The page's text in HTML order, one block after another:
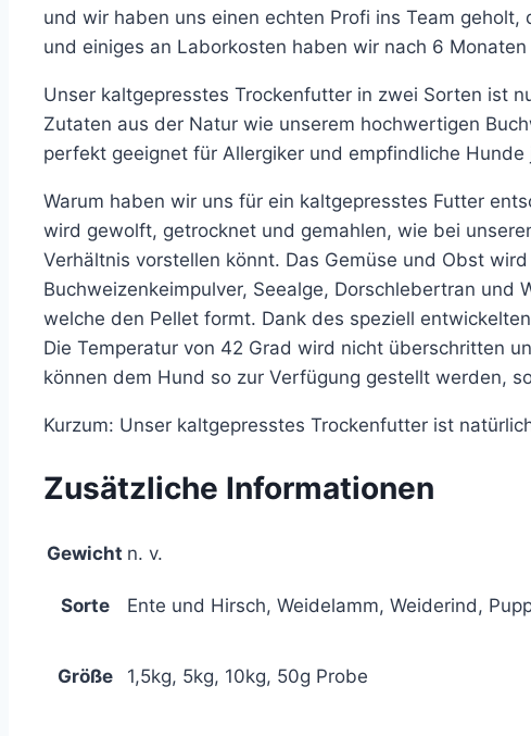
und wir haben uns einen echten Profi ins Team
und einiges an Laborkosten haben wir nach 6
Unser kaltgepresstes Trockenfutter in zwei Sorten ist
Zutaten aus der Natur wie unserem hochwertigen
perfekt geeignet für Allergiker und empfindliche Hunde
Warum haben wir uns für ein kaltgepresstes Futter
wird gewolft, getrocknet und gemahlen, wie bei
Verhältnis vorstellen könnt. Das Gemüse und Obst
Buchweizenkeimpulver, Seealge, Dorschlebertran
welche den Pellet formt. Dank des speziell
Die Temperatur von 42 Grad wird nicht überschritten
können dem Hund so zur Verfügung gestellt werden,
Kurzum: Unser kaltgepresstes Trockenfutter ist
Zusätzliche Informationen
Gewicht n. v.
Sorte Ente und Hirsch, Weidelamm, Weiderind,
Größe 1,5kg, 5kg, 10kg, 50g Probe